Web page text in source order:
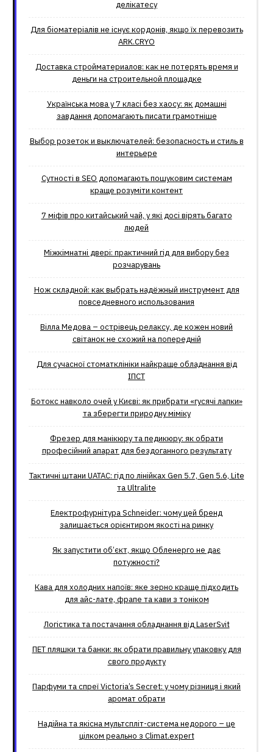
делікатесу
Для біоматеріалів не існує кордонів, якщо їх перевозить
ARK.CRYO
Доставка стройматериалов: как не потерять время и
деньги на строительной площадке
Українська мова у 7 класі без хаосу: як домашні
завдання допомагають писати грамотніше
Выбор розеток и выключателей: безопасность и стиль в
интерьере
Сутності в SEO допомагають пошуковим системам
краще розуміти контент
7 міфів про китайський чай, у які досі вірять багато
людей
Міжкімнатні двері: практичний гід для вибору без
розчарувань
Нож складной: как выбрать надёжный инструмент для
повседневного использования
Вілла Медова – острівець релаксу, де кожен новий
світанок не схожий на попередній
Для сучасної стоматклініки найкраще обладнання від
ІПСТ
Ботокс навколо очей у Києві: як прибрати «гусячі лапки»
та зберегти природну міміку
Фрезер для манікюру та педикюру: як обрати
професійний апарат для бездоганного результату
Тактичні штани UATAC: гід по лінійках Gen 5.7, Gen 5.6, Lite
та Ultralite
Електрофурнітура Schneider: чому цей бренд
залишається орієнтиром якості на ринку
Як запустити об’єкт, якщо Обленерго не дає
потужності?
Кава для холодних напоїв: яке зерно краще підходить
для айс-лате, фрапе та кави з тоніком
Логістика та постачання обладнання від LaserSvit
ПЕТ пляшки та банки: як обрати правильну упаковку для
свого продукту
Парфуми та спреї Victoria’s Secret: у чому різниця і який
аромат обрати
Надійна та якісна мультспліт-система недорого – це
цілком реально з Climat.еxpert